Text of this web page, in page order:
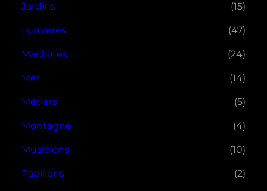
Jardins (15)
Lumières (47)
Machines (24)
Mer (14)
Métiers (5)
Montagne (4)
Musiciens (10)
Papillons (2)